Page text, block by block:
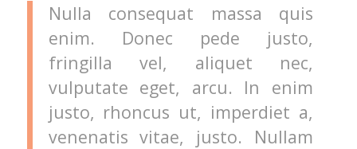
Nulla consequat massa quis
enim. Donec pede justo,
fringilla vel, aliquet nec,
vulputate eget, arcu. In enim
justo, rhoncus ut, imperdiet a,
venenatis vitae, justo. Nullam